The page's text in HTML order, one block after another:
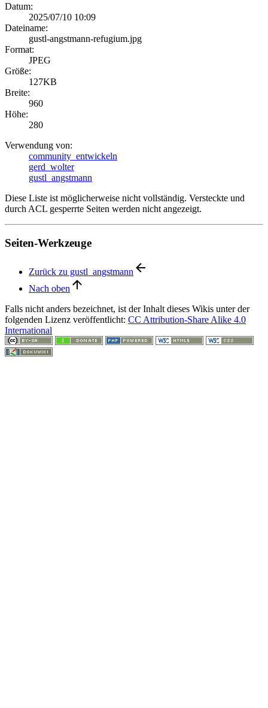
Datum:
2025/07/10 10:09
Dateiname:
gustl-angstmann-refugium.jpg
Format:
JPEG
Größe:
127KB
Breite:
960
Höhe:
280
Verwendung von:
community_entwickeln
gerd_wolter
gustl_angstmann
Diese Liste ist möglicherweise nicht vollständig. Versteckte und
durch ACL gesperrte Seiten werden nicht angezeigt.
Seiten-Werkzeuge
Zurück zu gustl_angstmann
Nach oben
Falls nicht anders bezeichnet, ist der Inhalt dieses Wikis unter der
folgenden Lizenz veröffentlicht: CC Attribution-Share Alike 4.0
International